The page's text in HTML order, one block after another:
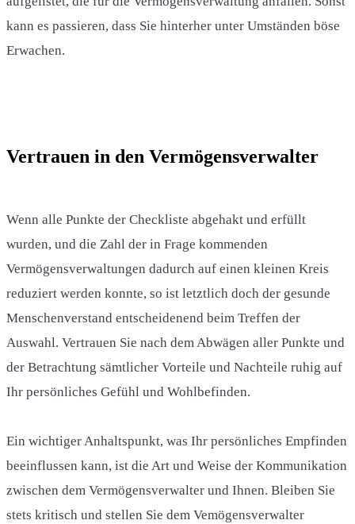
kann es passieren, dass Sie hinterher unter Umständen böse
Erwachen.
Vertrauen in den Vermögensverwalter
Wenn alle Punkte der Checkliste abgehakt und erfüllt
wurden, und die Zahl der in Frage kommenden
Vermögensverwaltungen dadurch auf einen kleinen Kreis
reduziert werden konnte, so ist letztlich doch der gesunde
Menschenverstand entscheidenend beim Treffen der
Auswahl. Vertrauen Sie nach dem Abwägen aller Punkte und
der Betrachtung sämtlicher Vorteile und Nachteile ruhig auf
Ihr persönliches Gefühl und Wohlbefinden.
Ein wichtiger Anhaltspunkt, was Ihr persönliches Empfinden
beeinflussen kann, ist die Art und Weise der Kommunikation
zwischen dem Vermögensverwalter und Ihnen. Bleiben Sie
stets kritisch und stellen Sie dem Vemögensverwalter